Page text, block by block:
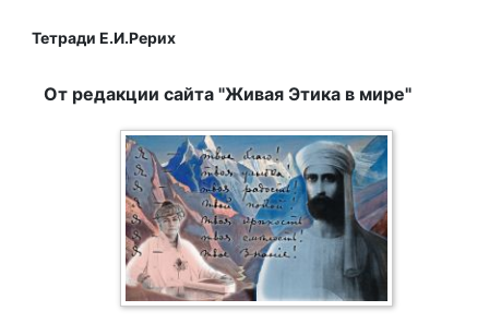
Тетради Е.И.Рерих
От редакции сайта "Живая Этика в мире"